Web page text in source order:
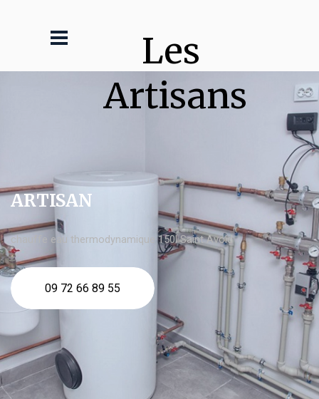
Les
Artisans
ARTISAN
chauffe eau thermodynamique 150l Saint Avold
09 72 66 89 55